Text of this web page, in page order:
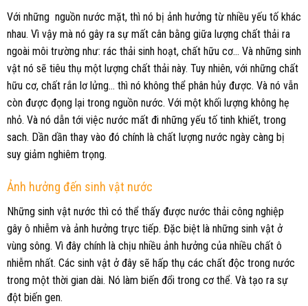
Với những nguồn nước mặt, thì nó bị ảnh hưởng từ nhiều yếu tố khác
nhau. Vì vậy mà nó gây ra sự mất cân bằng giữa lượng chất thải ra
ngoài môi trường như: rác thải sinh hoạt, chất hữu cơ… Và những sinh
vật nó sẽ tiêu thụ một lượng chất thải này. Tuy nhiên, với những chất
hữu cơ, chất rắn lơ lửng… thì nó không thể phân hủy được. Và nó vẫn
còn được đọng lại trong nguồn nước. Với một khối lượng không hẹ
nhỏ. Và nó dẫn tới việc nước mất đi những yếu tố tinh khiết, trong
sach. Dần dần thay vào đó chính là chất lượng nước ngày càng bị
suy giảm nghiêm trọng.
Ảnh hưởng đến sinh vật nước
Những sinh vật nước thì có thể thấy được nước thải công nghiệp
gây ô nhiễm và ảnh hưởng trực tiếp. Đặc biệt là những sinh vật ở
vùng sông. Vì đây chính là chịu nhiều ảnh hưởng của nhiều chất ô
nhiễm nhất. Các sinh vật ở đây sẽ hấp thụ các chất độc trong nước
trong một thời gian dài. Nó làm biến đổi trong cơ thể. Và tạo ra sự
đột biến gen.